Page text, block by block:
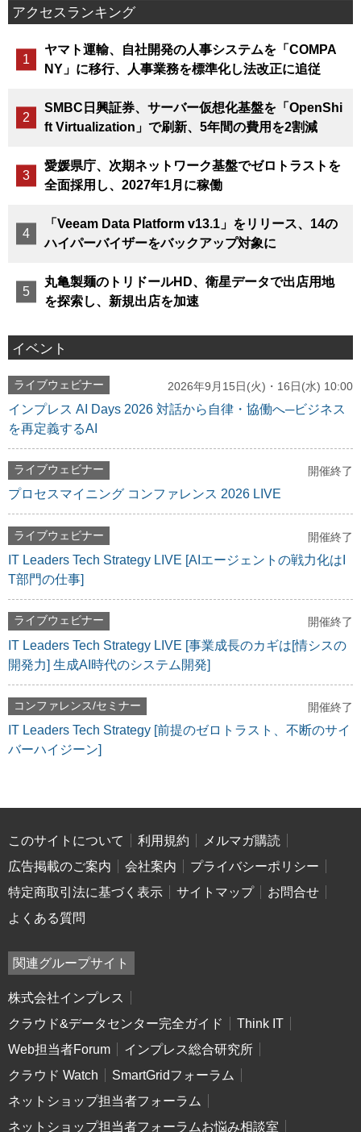
アクセスランキング
ヤマト運輸、自社開発の人事システムを「COMPA
NY」に移行、人事業務を標準化し法改正に追従
SMBC日興証券、サーバー仮想化基盤を「OpenShi
ft Virtualization」で刷新、5年間の費用を2割減
愛媛県庁、次期ネットワーク基盤でゼロトラストを
全面採用し、2027年1月に稼働
「Veeam Data Platform v13.1」をリリース、14の
ハイパーバイザーをバックアップ対象に
丸亀製麺のトリドールHD、衛星データで出店用地
を探索し、新規出店を加速
イベント
ライブウェビナー 2026年9月15日(火)・16日(水) 10:00
インプレス AI Days 2026 対話から自律・協働へ─ビジネス
を再定義するAI
ライブウェビナー 開催終了
プロセスマイニング コンファレンス 2026 LIVE
ライブウェビナー 開催終了
IT Leaders Tech Strategy LIVE [AIエージェントの戦力化はI
T部門の仕事]
ライブウェビナー 開催終了
IT Leaders Tech Strategy LIVE [事業成長のカギは[情シスの
開発力] 生成AI時代のシステム開発]
コンファレンス/セミナー 開催終了
IT Leaders Tech Strategy [前提のゼロトラスト、不断のサイ
バーハイジーン]
このサイトについて 利用規約
メルマガ購読
広告掲載のご案内
会社案内
プライバシーポリシー
特定商取引法に基づく表示
サイトマップ
お問合せ
よくある質問
関連グループサイト
株式会社インプレス
クラウド&データセンター完全ガイド
Think IT
Web担当者Forum
インプレス総合研究所
クラウド Watch
SmartGridフォーラム
ネットショップ担当者フォーラム
ネットショップ担当者フォーラムお悩み相談室